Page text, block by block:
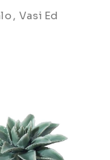
, Vasi Ed